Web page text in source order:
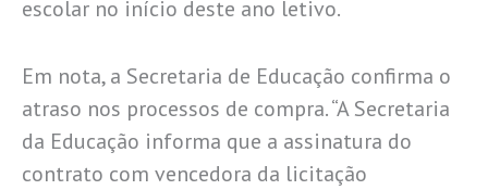
escolar no início deste ano letivo.
Em nota, a Secretaria de Educação confirma o
atraso nos processos de compra. “A Secretaria
da Educação informa que a assinatura do
contrato com vencedora da licitação